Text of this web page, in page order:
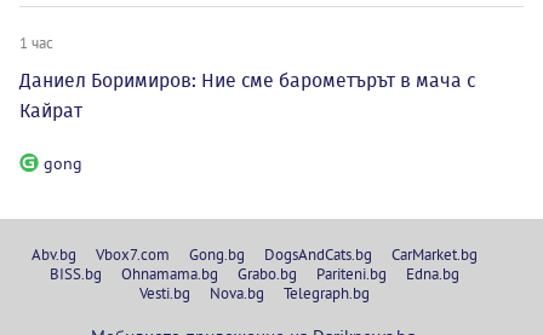
1 час
Даниел Боримиров: Ние сме барометърът в мача с
Кайрат
gong
Abv.bg Vbox7.com Gong.bg DogsAndCats.bg
CarMarket.bg
BISS.bg
Ohnamama.bg Grabo.bg Pariteni.bg
Edna.bg
Vesti.bg
Nova.bg Telegraph.bg